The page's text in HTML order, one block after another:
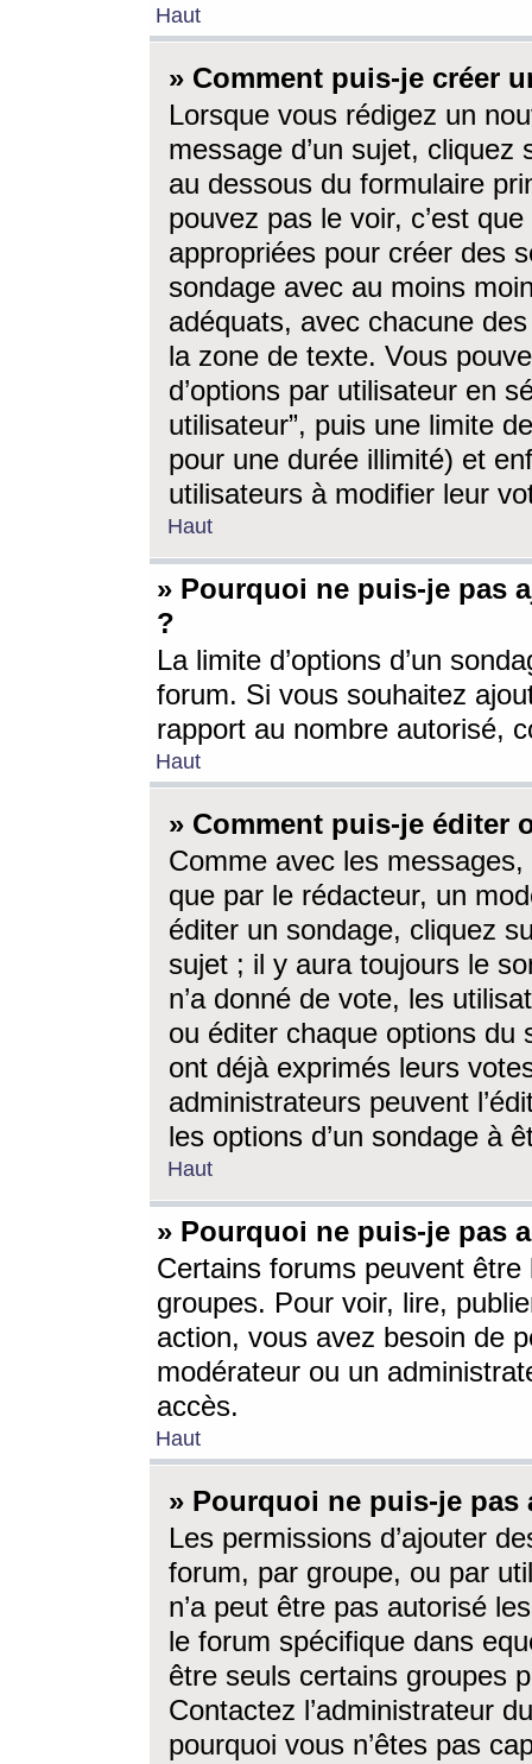
Haut
» Comment puis-je créer
Lorsque vous rédigez un
message d’un sujet, cliquez
au dessous du formulaire
pouvez pas le voir, c’est
appropriées pour créer des
sondage avec au moins
adéquats, avec chacune
la zone de texte. Vous
d’options par utilisateur en
utilisateur”, puis une limite
pour une durée illimité) et
utilisateurs à modifier leur
Haut
» Pourquoi ne puis-je pas
?
La limite d’options d’un
forum. Si vous souhaitez
rapport au nombre autorisé,
Haut
» Comment puis-je éditer
Comme avec les
que par le rédacteur, un
éditer un sondage, cliquez
sujet ; il y aura toujours le
n’a donné de vote, les
ou éditer chaque options du
ont déjà exprimés leurs
administrateurs peuvent
les options d’un sondage à
Haut
» Pourquoi ne puis-je pas
Certains forums peuvent être
groupes. Pour voir, lire,
action, vous avez besoin de
modérateur ou un
accès.
Haut
» Pourquoi ne puis-je
Les permissions d’ajouter
forum, par groupe, ou par
n’a peut être pas autorisé
le forum spécifique dans
être seuls certains groupes
Contactez l’administrateur
pourquoi vous n’êtes pas